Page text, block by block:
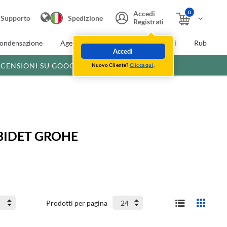
Supporto Spedizione
Accedi
Registrati
Accedi
Nuovo Cliente? Clicca qui
0
Agevolazioni fiscali Extra Sconti
SU GOOGLE
GROHE
Prodotti per pagina